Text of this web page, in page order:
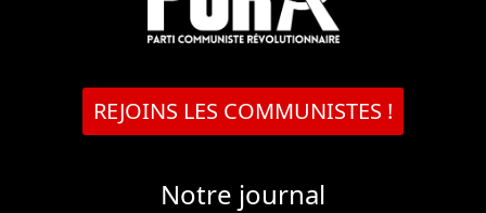
REJOINS LES COMMUNISTES !
Notre journal